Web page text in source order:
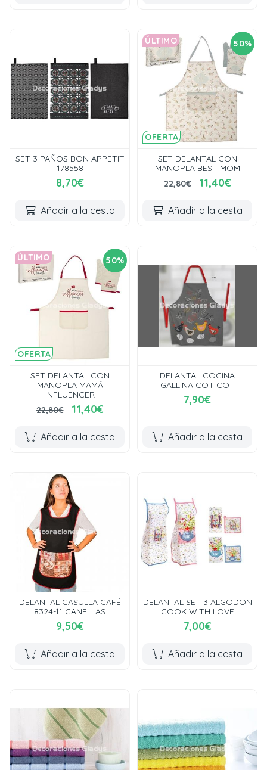
SET 3 PAÑOS BON APPETIT
178558
8,70€
Añadir a la cesta
50%
OFERTA
ÚLTIMO
SET DELANTAL CON
MANOPLA BEST MOM
22,80€
11,40€
Añadir a la cesta
50%
OFERTA
ÚLTIMO
SET DELANTAL CON
MANOPLA MAMÁ
INFLUENCER
22,80€
11,40€
Añadir a la cesta
DELANTAL COCINA
GALLINA COT COT
7,90€
Añadir a la cesta
DELANTAL CASULLA CAFÉ
8324-11 CANELLAS
9,50€
Añadir a la cesta
DELANTAL SET 3 ALGODON
COOK WITH LOVE
7,00€
Añadir a la cesta